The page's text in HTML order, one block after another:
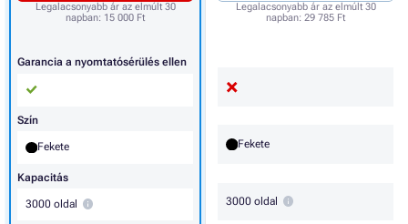
Legalacsonyabb ár az elmúlt 30
napban: 29 785 Ft
Fekete
3000 oldal
Legalacsonyabb ár az elmúlt 30
napban: 15 000 Ft
Garancia a nyomtatósérülés ellen
Szín
Fekete
Kapacitás
3000 oldal